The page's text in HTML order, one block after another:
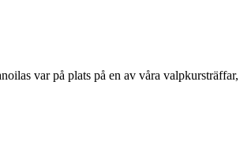
var på plats på en av våra